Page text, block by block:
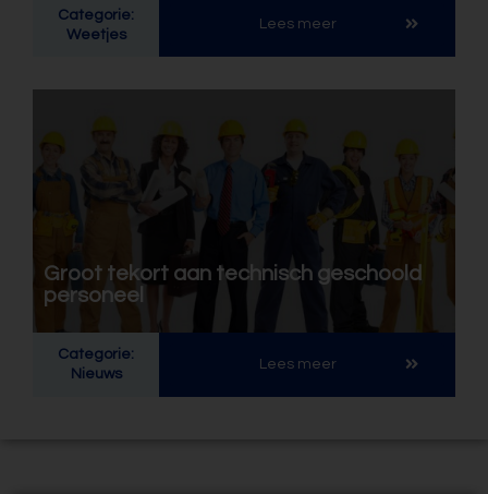
Categorie:
Weetjes
Lees meer
Groot tekort aan technisch geschoold
personeel
Categorie:
Nieuws
Lees meer